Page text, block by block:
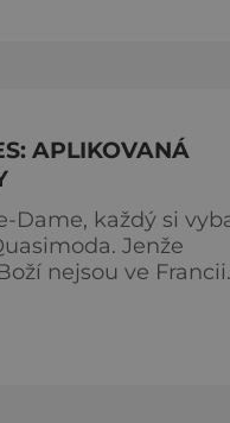
věčně zelenými
Za bezmála 950
APLIKOVANÁ
Dame, každý si
Jenže
nejsou ve Francii
katedrálou,